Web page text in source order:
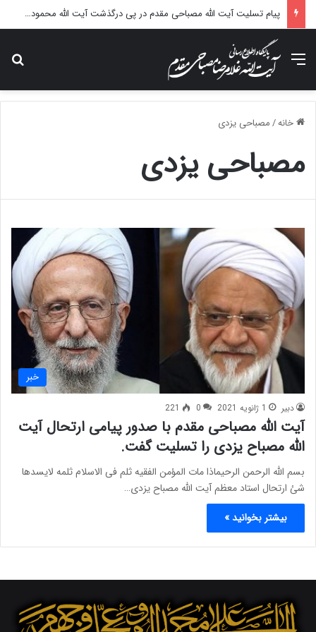
پیام تسلیت آیت الله مصباحی مقدم در پی درگذشت آیت الله محمودی گلپایگانی
منو
خانه/مصباحی یزدی
مصباحی یزدی
خبر
دبیر 1 ژانویه 2021 0
221
آیت الله مصباحی مقدم با صدور پیامی ارتحال آیت
الله مصباح یزدی را تسلیت گفت.
بسم الله الرحمن الرحیماذا مات المؤمن الفقیه ثلم فی الاسلام ثلمه لایسدها
شئ ارتحال استاد معظم آیت الله مصباح یزدی…
بیشتر بخوانید »